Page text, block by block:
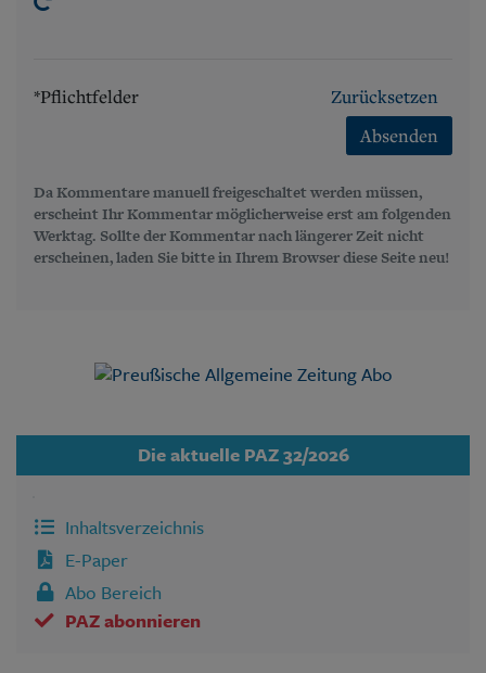
*Pflichtfelder
Zurücksetzen
Absenden
Da Kommentare manuell freigeschaltet werden müssen,
erscheint Ihr Kommentar möglicherweise erst am folgenden
Werktag. Sollte der Kommentar nach längerer Zeit nicht
erscheinen, laden Sie bitte in Ihrem Browser diese Seite neu!
Die aktuelle PAZ 32/2026
Inhaltsverzeichnis
E-Paper
Abo Bereich
PAZ abonnieren